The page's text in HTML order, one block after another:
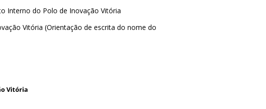
Interno do Polo de Inovação Vitória
Vitória (Orientação de escrita do nome do
Vitória